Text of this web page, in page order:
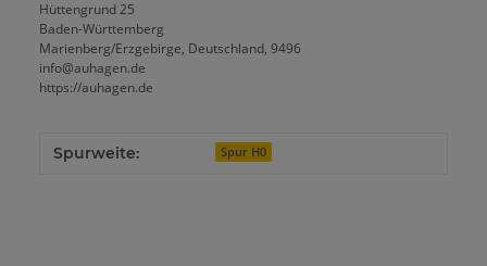
Hüttengrund 25
Baden-Württemberg
Marienberg/Erzgebirge, Deutschland, 9496
info@auhagen.de
https://auhagen.de
Spurweite: Spur H0